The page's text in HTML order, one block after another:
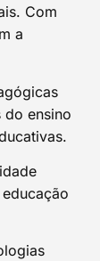
Com
a
do ensino